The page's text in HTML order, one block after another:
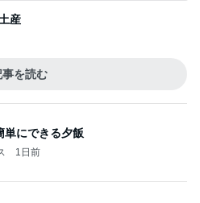
産
事を読む
単にできる夕飯
1日前